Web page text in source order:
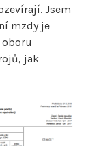
Jsem
mzdy je
jak